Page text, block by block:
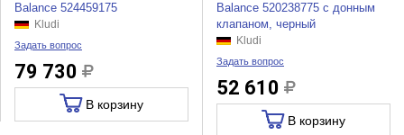
Balance 524459175
Kludi
Задать вопрос
79 730
В корзину
Balance 520238775 с донным
клапаном, черный
Kludi
Задать вопрос
52 610
В корзину